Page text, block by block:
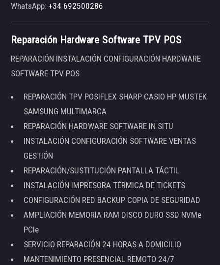
WhatsApp:+34 692500286
Reparación Hardware Software TPV POS
REPARACIÓN INSTALACIÓN CONFIGURACIÓN HARDWARE
SOFTWARE TPV POS
REPARACIÓN TPV POSIFLEX SHARP CASIO HP MUSTEK
SAMSUNG MULTIMARCA
REPARACIÓN HARDWARE SOFTWARE IN SITU
INSTALACIÓN CONFIGURACIÓN SOFTWARE VENTAS
GESTIÓN
REPARACIÓN/SUSTITUCIÓN PANTALLA TÁCTIL
INSTALACIÓN IMPRESORA TÉRMICA DE TICKETS
CONFIGURACIÓN RED BACKUP COPIA DE SEGURIDAD
AMPLIACIÓN MEMORIA RAM DISCO DURO SSD NVMe
PCIe
SERVICIO REPARACIÓN 24 HORAS A DOMICILIO
MANTENIMIENTO PRESENCIAL REMOTO 24/7